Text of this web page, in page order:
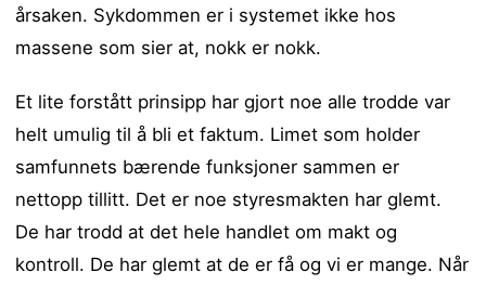
årsaken. Sykdommen er i systemet ikke hos
massene som sier at, nokk er nokk.
Et lite forstått prinsipp har gjort noe alle trodde var
helt umulig til å bli et faktum. Limet som holder
samfunnets bærende funksjoner sammen er
nettopp tillitt. Det er noe styresmakten har glemt.
De har trodd at det hele handlet om makt og
kontroll. De har glemt at de er få og vi er mange. Når